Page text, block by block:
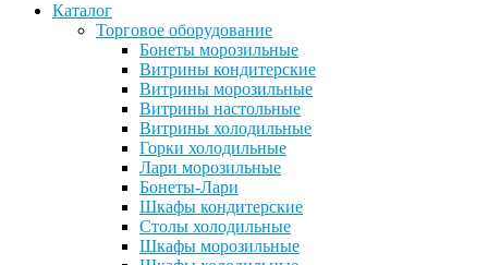
Каталог
Торговое оборудование
Бонеты морозильные
Витрины кондитерские
Витрины морозильные
Витрины настольные
Витрины холодильные
Горки холодильные
Лари морозильные
Бонеты-Лари
Шкафы кондитерские
Столы холодильные
Шкафы морозильные